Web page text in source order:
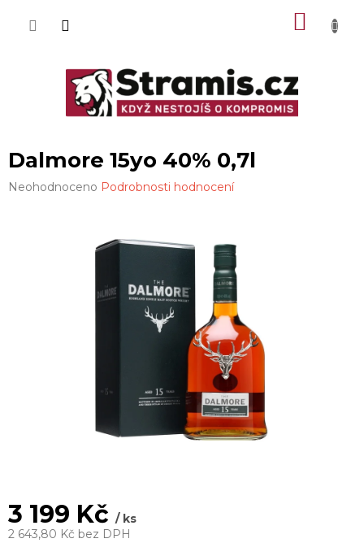
Dalmore 15yo 40% 0,7l
Průměrné
Neohodnoceno Podrobnosti hodnocení
3 199 Kč/ ks
2 643,80 Kč bez DPH